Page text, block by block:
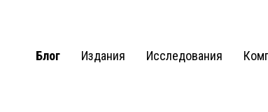
Блог Издания Исследования